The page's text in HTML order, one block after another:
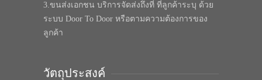
3.ขนส่งเอกชน บริการจัดส่งถึงที่ ที่ลูกค้าระบุ ด้วย
ระบบ Door To Door หรือตามความต้องการของ
ลูกค้า
วัตถุประสงค์